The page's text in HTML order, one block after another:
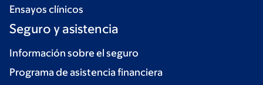
Ensayos clínicos
Seguro y asistencia
Información sobre el seguro
Programa de asistencia financiera